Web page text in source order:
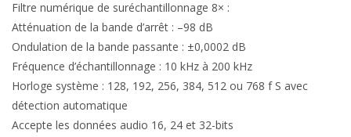
Filtre numérique de suréchantillonnage 8× :
Atténuation de la bande d’arrêt : –98 dB
Ondulation de la bande passante : ±0,0002 dB
Fréquence d’échantillonnage : 10 kHz à 200 kHz
Horloge système : 128, 192, 256, 384, 512 ou 768 f S avec
détection automatique
Accepte les données audio 16, 24 et 32​-bits